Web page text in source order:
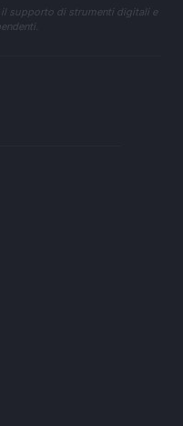
supporto di strumenti digitali e